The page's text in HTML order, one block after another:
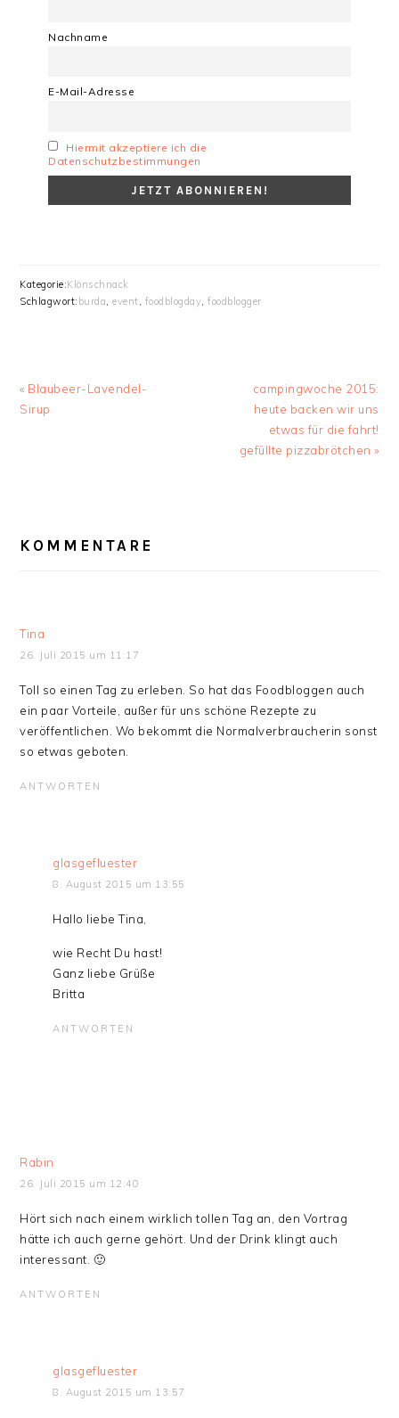
Nachname
E-Mail-Adresse
Hiermit akzeptiere ich die
Datenschutzbestimmungen
Kategorie:Klönschnack
Schlagwort: burda,event, foodblogday,foodblogger
Vorheriger
Beitrag:
« Blaubeer-Lavendel-
Sirup
Nächster
Beitrag:
campingwoche 2015:
heute backen wir uns
etwas für die fahrt!
gefüllte pizzabrötchen »
INTERAKTIONEN
KOMMENTARE
Tina
26. Juli 2015 um 11:17
Toll so einen Tag zu erleben. So hat das Foodbloggen auch
ein paar Vorteile, außer für uns schöne Rezepte zu
veröffentlichen. Wo bekommt die Normalverbraucherin sonst
so etwas geboten.
ANTWORTEN
glasgefluester
8. August 2015 um 13:55
Hallo liebe Tina,
wie Recht Du hast!
Ganz liebe Grüße
Britta
ANTWORTEN
Rabin
26. Juli 2015 um 12:40
Hört sich nach einem wirklich tollen Tag an, den Vortrag
hätte ich auch gerne gehört. Und der Drink klingt auch
interessant. 🙂
ANTWORTEN
glasgefluester
8. August 2015 um 13:57